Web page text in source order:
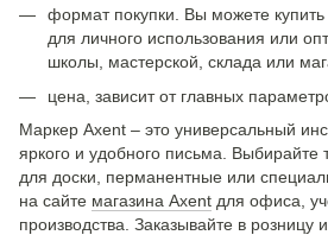
формат покупки. Вы можете
для личного использования или
школы, мастерской, склада или
цена, зависит от главных
Маркер Axent – ​​это универсальный
яркого и удобного письма. Выбирайте
для доски, перманентные или
на сайте магазина Axent для офиса,
производства. Заказывайте в розницу